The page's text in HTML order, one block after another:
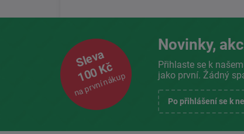
Sleva
100 Kč
na první nákup
Novinky,
Přihlaste se k
jako první. Žádný
Po přihlášení se k